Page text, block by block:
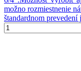
možno rozmiestnenie
štandardnom prevedení